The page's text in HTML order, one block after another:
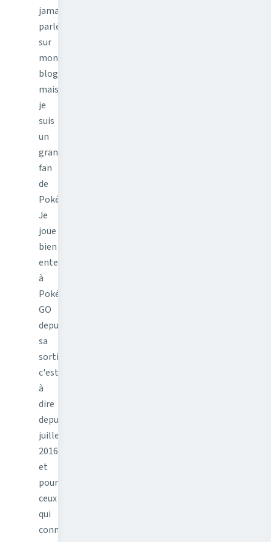
jamais
parlé
sur
mon
blog,
mais
je
suis
un
grand
fan
de
Pokémon.
Je
joue
bien
entenu
à
Pokémon
GO
depuis
sa
sortie
c'est
à
dire
depuis
juillet
2016,
et
pour
ceux
qui
connaissent